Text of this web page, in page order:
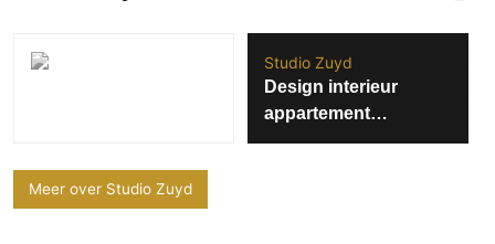
Studio Zuyd
Design interieur
appartement
Antwerpen
Meer over Studio Zuyd